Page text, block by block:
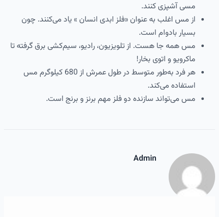
مسی آشپزی کنند.
از مس اغلب به عنوان «فلز ابدی انسان » یاد می‌کنند. چون
بسیار بادوام است.
مس همه جا هست. از تلویزیون، رادیو، سیم‌کشی برق گرفته تا
ماکرویو و اتوی بخار!
هر فرد به‌طور متوسط در طول عمرش از 680 کیلوگرم مس
استفاده می‌کند.
مس می‌تواند سازنده دو فلز مهم برنز و برنج است.
Admin